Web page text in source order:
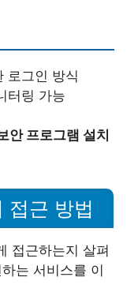
로그인 방식
터링 가능
안 프로그램 설치
접근 방법
접근하는지 살펴
는 서비스를 이